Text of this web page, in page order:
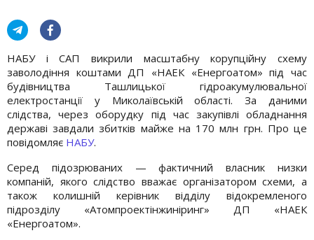
НАБУ і САП викрили масштабну корупційну схему
заволодіння коштами ДП «НАЕК «Енергоатом» під час
будівництва Ташлицької гідроакумулювальної
електростанції у Миколаївській області. За даними
слідства, через оборудку під час закупівлі обладнання
державі завдали збитків майже на 170 млн грн. Про це
повідомляє НАБУ.
Серед підозрюваних — фактичний власник низки
компаній, якого слідство вважає організатором схеми, а
також колишній керівник відділу відокремленого
підрозділу «Атомпроектінжиніринг» ДП «НАЕК
«Енергоатом».